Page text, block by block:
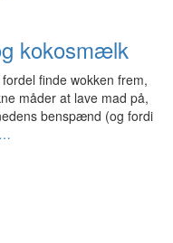
kokosmælk
finde wokken frem,
måder at lave mad på,
benspænd (og fordi
…